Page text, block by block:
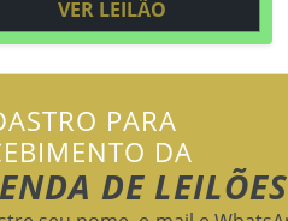
VER LEILÃO
PARA
DA
DE LEILÕES